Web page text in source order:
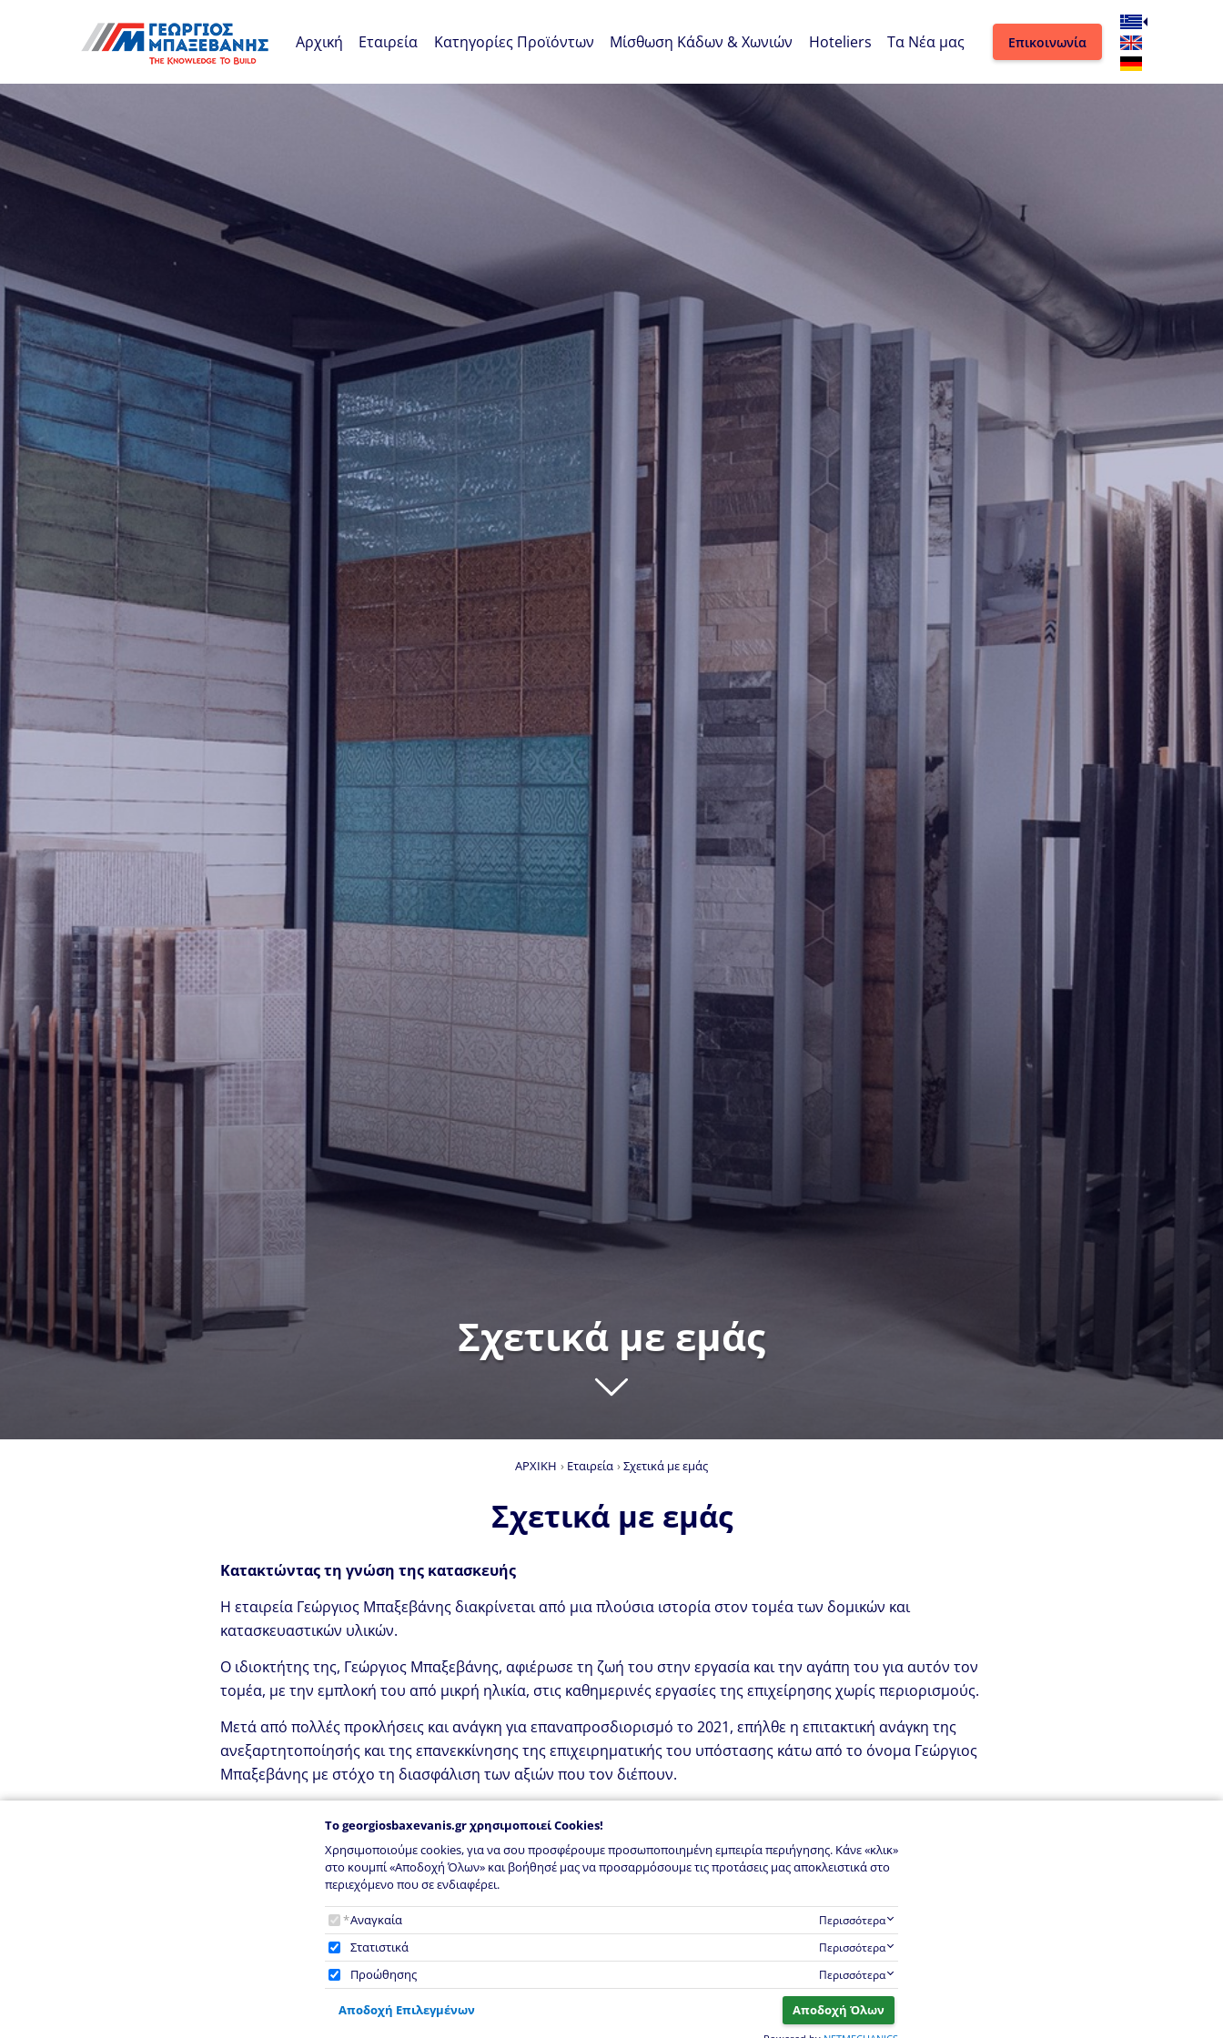
Αρχική Εταιρεία Κατηγορίες Προϊόντων Μίσθωση Κάδων & Χωνιών Hoteliers Τα Νέα μας Επικοινωνία
Σχετικά με εμάς
button.scrollDown
ΑΡΧΙΚΗ Εταιρεία Σχετικά με εμάς
Σχετικά με εμάς
Κατακτώντας τη γνώση της κατασκευής
Η εταιρεία Γεώργιος Μπαξεβάνης διακρίνεται από μια πλούσια ιστορία στον τομέα των δομικών και
κατασκευαστικών υλικών.
Ο ιδιοκτήτης της, Γεώργιος Μπαξεβάνης, αφιέρωσε τη ζωή του στην εργασία και την αγάπη του για αυτόν τον
τομέα, με την εμπλοκή του από μικρή ηλικία, στις καθημερινές εργασίες της επιχείρησης χωρίς περιορισμούς.
Μετά από πολλές προκλήσεις και ανάγκη για επαναπροσδιορισμό το 2021, επήλθε η επιτακτική ανάγκη της
ανεξαρτητοποίησής και της επανεκκίνησης της επιχειρηματικής του υπόστασης κάτω από το όνομα Γεώργιος
Μπαξεβάνης με στόχο τη διασφάλιση των αξιών που τον διέπουν.
γνώσης και λύσεων με περισσότερους από 27.000 κωδικούς για να υποστηρίξουμε κάθε Ιδιώτη, Επαγγελματία &
Ξενοδόχο στην επιτυχή αποπεράτωση οποιουδήποτε κατασκευαστικού εγχειρήματος.
Togeorgiosbaxevanis.grχρησιμοποιεί Cookies!
Χρησιμοποιούμε cookies, για να σου προσφέρουμε προσωποποιημένη εμπειρία περιήγησης. Κάνε «κλικ»
στο κουμπί «Αποδοχή Όλων» και βοήθησέ μας να προσαρμόσουμε τις προτάσεις μας αποκλειστικά στο
περιεχόμενο που σε ενδιαφέρει.
Togeorgiosbaxevanis.gr
Αναγκαία Περισσότερα
Στατιστικά Περισσότερα
Προώθησης Περισσότερα
Αποδοχή Επιλεγμένων Αποδοχή Όλων